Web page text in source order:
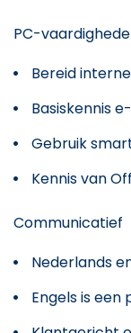
PC-
Bereid
Basiskennis
Gebruik
Kennis van
Communicatief
Nederlands
Engels is een